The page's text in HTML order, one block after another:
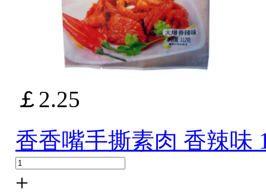
￡2.25
香香嘴手撕素肉 香辣味
+